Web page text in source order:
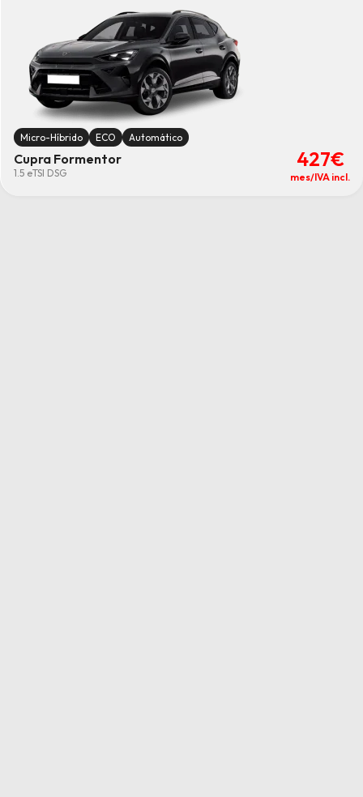
Micro-Híbrido ECO Automático
Cupra Formentor
1.5 eTSI DSG
427€
mes/IVA incl.